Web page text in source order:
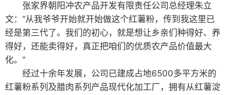
张家界朝阳冲农产品开发有限责任公司总经理朱立
文：“从我爷爷开始就开始做这个红薯粉，传到我这里已
经是第三代了。我们的初心，就是想让乡亲们种得好、养
得好，还能卖得好，真正把咱们的优质农产品价值最大
化。”
经过十余年发展，公司已建成占地6500多平方米的
红薯粉系列及腊肉系列产品现代化加工厂，拥有从红薯淀